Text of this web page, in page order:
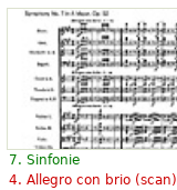
7. Sinfonie
4. Allegro con brio (scan)